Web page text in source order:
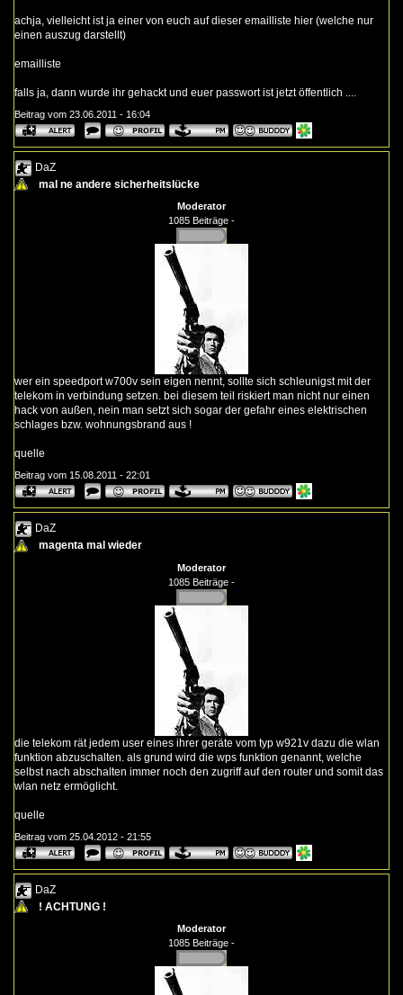
achja, vielleicht ist ja einer von euch auf dieser emailliste hier (welche nur
einen auszug darstellt)
emailliste
falls ja, dann wurde ihr gehackt und euer passwort ist jetzt öffentlich ....
Beitrag vom 23.06.2011 - 16:04
DaZ
mal ne andere sicherheitslücke
Moderator
1085 Beiträge -
wer ein speedport w700v sein eigen nennt, sollte sich schleunigst mit der
telekom in verbindung setzen. bei diesem teil riskiert man nicht nur einen
hack von außen, nein man setzt sich sogar der gefahr eines elektrischen
schlages bzw. wohnungsbrand aus !
quelle
Beitrag vom 15.08.2011 - 22:01
DaZ
magenta mal wieder
Moderator
1085 Beiträge -
die telekom rät jedem user eines ihrer geräte vom typ w921v dazu die wlan
funktion abzuschalten. als grund wird die wps funktion genannt, welche
selbst nach abschalten immer noch den zugriff auf den router und somit das
wlan netz ermöglicht.
quelle
Beitrag vom 25.04.2012 - 21:55
DaZ
! ACHTUNG !
Moderator
1085 Beiträge -